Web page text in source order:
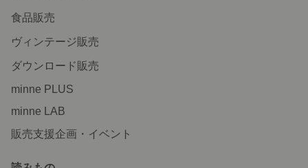
食品販売
ヴィンテージ販売
ダウンロード販売
minne PLUS
minne LAB
販売支援企画・イベント